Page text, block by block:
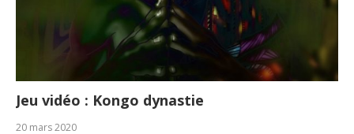
Jeu vidéo : Kongo dynastie
20 mars 2020